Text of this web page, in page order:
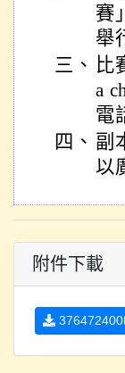
賽
舉
三、 比
a
電
四、 副
以
附件下載